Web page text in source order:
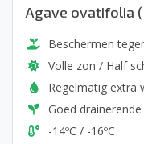
Agave ovatifolia (
Beschermen
Volle zon / Half
Regelmatig extra
Goed
-14ºC / -16ºC